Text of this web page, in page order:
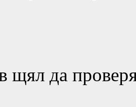
щял да